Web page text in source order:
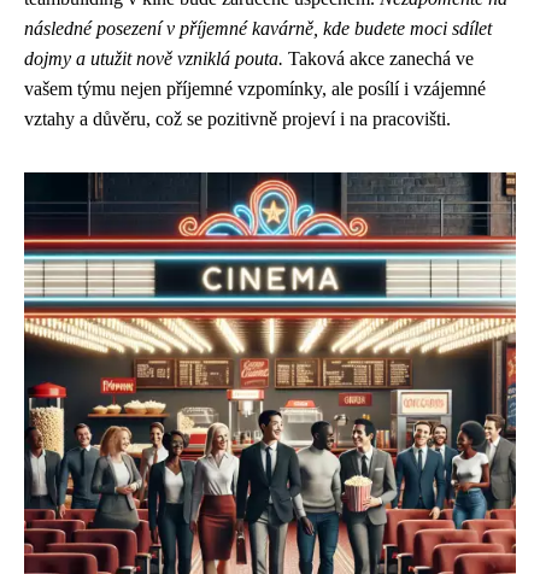
následné posezení v příjemné kavárně, kde budete moci sdílet
dojmy a utužit nově vzniklá pouta. Taková akce zanechá ve
vašem týmu nejen příjemné vzpomínky, ale posílí i vzájemné
vztahy a důvěru, což se pozitivně projeví i na pracovišti.